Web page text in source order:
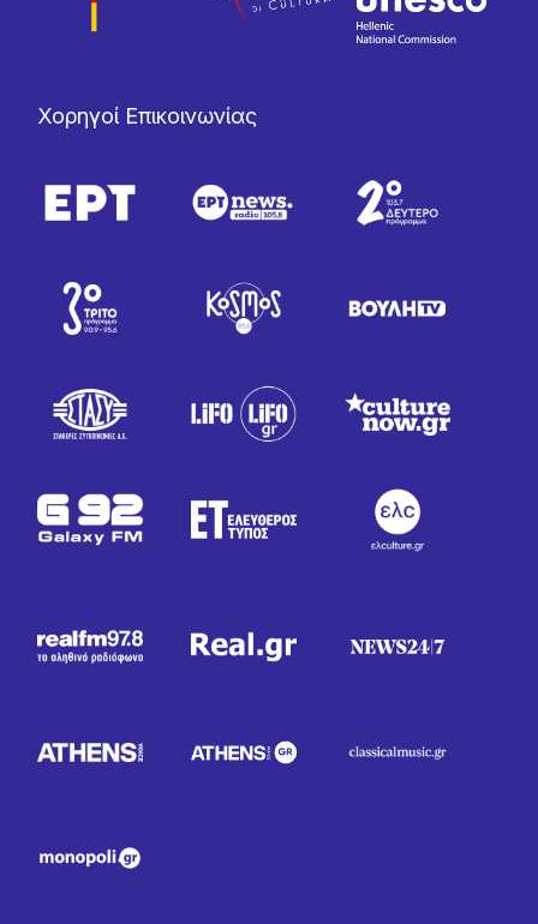
Χορηγοί Επικοινωνίας